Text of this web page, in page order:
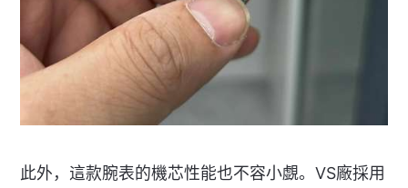
此外，這款腕表的機芯性能也不容小覷。VS廠採用